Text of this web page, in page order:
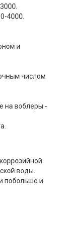
4000.
и
числом
на воблеры -
воды.
побольше и